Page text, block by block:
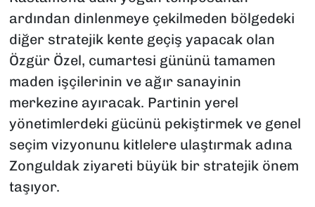
ardından dinlenmeye çekilmeden bölgedeki
diğer stratejik kente geçiş yapacak olan
Özgür Özel, cumartesi gününü tamamen
maden işçilerinin ve ağır sanayinin
merkezine ayıracak. Partinin yerel
yönetimlerdeki gücünü pekiştirmek ve genel
seçim vizyonunu kitlelere ulaştırmak adına
Zonguldak ziyareti büyük bir stratejik önem
taşıyor.